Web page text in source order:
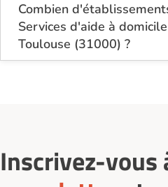
Combien
Services d'aide à
Toulouse (31000) ?
Sur le site Logement-
Inscrivez-vous